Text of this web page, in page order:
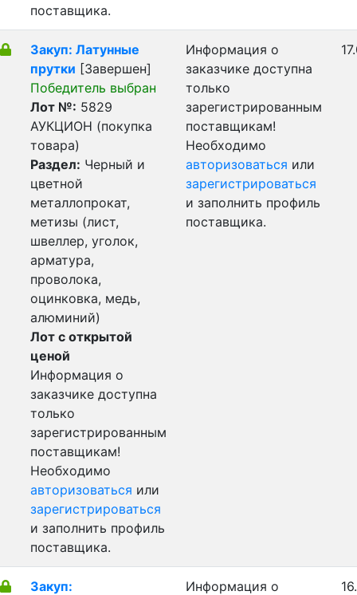
поставщика.
Закуп: Латунные
прутки [Завершен]
Победитель выбран
Лот №: 5829
АУКЦИОН (покупка
товара)
Раздел: Черный и
цветной
металлопрокат,
метизы (лист,
швеллер, уголок,
арматура,
проволока,
оцинковка, медь,
алюминий)
Лот с открытой
ценой
Информация о
заказчике доступна
только
зарегистрированным
поставщикам!
Необходимо
авторизоваться или
зарегистрироваться
и заполнить профиль
поставщика.
Информация о
заказчике доступна
только
зарегистрированным
поставщикам!
Необходимо
авторизоваться или
зарегистрироваться
и заполнить профиль
поставщика.
Закуп:
Информация о